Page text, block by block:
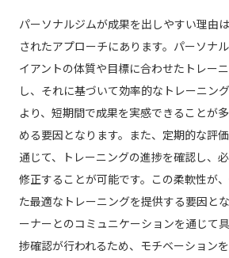
パーソナルジムが成果を出しやすい理由
されたアプローチにあります。パーソナ
イアントの体質や目標に合わせたトレー
し、それに基づいて効率的なトレーニン
より、短期間で成果を実感できることが
める要因となります。また、定期的な評
通じて、トレーニングの進捗を確認し、
修正することが可能です。この柔軟性が
た最適なトレーニングを提供する要因と
ーナーとのコミュニケーションを通じて
捗確認が行われるため、モチベーション